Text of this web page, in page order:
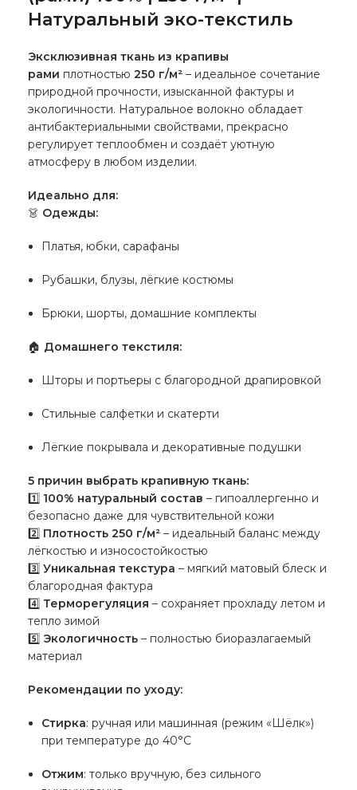
Натуральный эко-текстиль
Эксклюзивная ткань из крапивы
рами плотностью 250 г/м² – идеальное сочетание
природной прочности, изысканной фактуры и
экологичности. Натуральное волокно обладает
антибактериальными свойствами, прекрасно
регулирует теплообмен и создаёт уютную
атмосферу в любом изделии.
Идеально для:
👗 Одежды:
Платья, юбки, сарафаны
Рубашки, блузы, лёгкие костюмы
Брюки, шорты, домашние комплекты
🏠 Домашнего текстиля:
Шторы и портьеры с благородной драпировкой
Стильные салфетки и скатерти
Лёгкие покрывала и декоративные подушки
5 причин выбрать крапивную ткань:
1️⃣ 100% натуральный состав – гипоаллергенно и
безопасно даже для чувствительной кожи
2️⃣ Плотность 250 г/м² – идеальный баланс между
лёгкостью и износостойкостью
3️⃣ Уникальная текстура – мягкий матовый блеск и
благородная фактура
4️⃣ Терморегуляция – сохраняет прохладу летом и
тепло зимой
5️⃣ Экологичность – полностью биоразлагаемый
материал
Рекомендации по уходу:
Стирка: ручная или машинная (режим «Шёлк»)
при температуре до 40°C
Отжим: только вручную, без сильного